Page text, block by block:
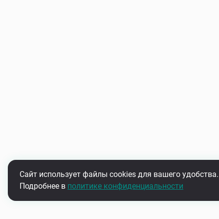
Сайт использует файлы cookies для вашего удобства.
Подробнее в политике конфиденциальности